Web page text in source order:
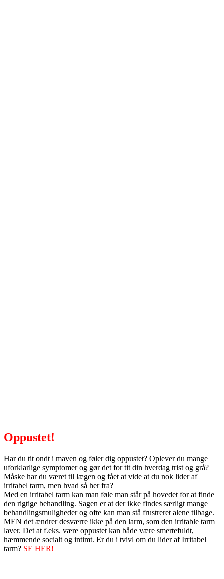
Oppustet!
Har du tit ondt i maven og føler dig oppustet? Oplever du mange
uforklarlige symptomer og gør det for tit din hverdag trist og grå?
Måske har du været til lægen og fået at vide at du nok lider af
irritabel tarm, men hvad så her fra?
Med en irritabel tarm kan man føle man står på hovedet for at finde
den rigtige behandling. Sagen er at der ikke findes særligt mange
behandlingsmuligheder og ofte kan man stå frustreret alene tilbage.
MEN det ændrer desværre ikke på den larm, som den irritable tarm
laver. Det at f.eks. være oppustet kan både være smertefuldt,
hæmmende socialt og intimt. Er du i tvivl om du lider af Irritabel
tarm? SE HER!